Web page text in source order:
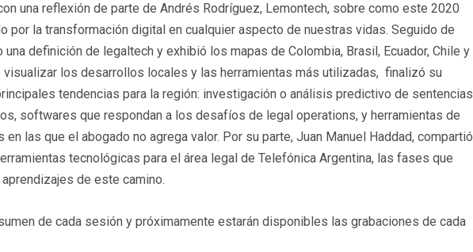
una reflexión de parte de Andrés Rodríguez, Lemontech, sobre como este 2020
por la transformación digital en cualquier aspecto de nuestras vidas. Seguido de
definición de legaltech y exhibió los mapas de Colombia, Brasil, Ecuador, Chile y
los desarrollos locales y las herramientas más utilizadas, finalizó su
tendencias para la región: investigación o análisis predictivo de sentencias
softwares que respondan a los desafíos de legal operations, y herramientas de
las que el abogado no agrega valor. Por su parte, Juan Manuel Haddad, compartió
tecnológicas para el área legal de Telefónica Argentina, las fases que
de este camino.
de cada sesión y próximamente estarán disponibles las grabaciones de cada